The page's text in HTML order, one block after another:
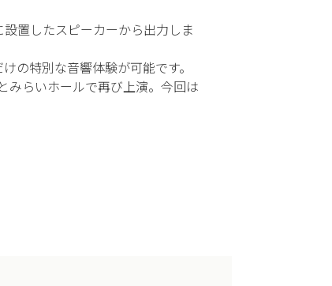
置したスピーカーから出力しま
の特別な音響体験が可能です。
みらいホールで再び上演。今回は